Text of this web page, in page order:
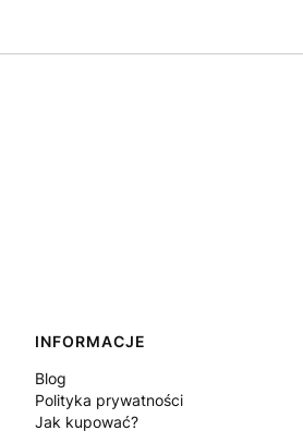
INFORMACJE
Blog
Polityka prywatności
Jak kupować?